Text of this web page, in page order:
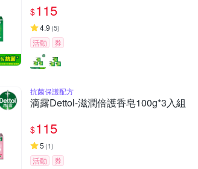
$115
4.9 (5)
活動 券
抗菌保護配方
滴露Dettol-滋潤倍護香皂100g*3入組
$115
5 (1)
活動 券